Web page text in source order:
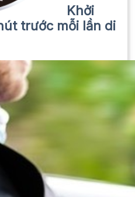
Khởi
trước mỗi lần di